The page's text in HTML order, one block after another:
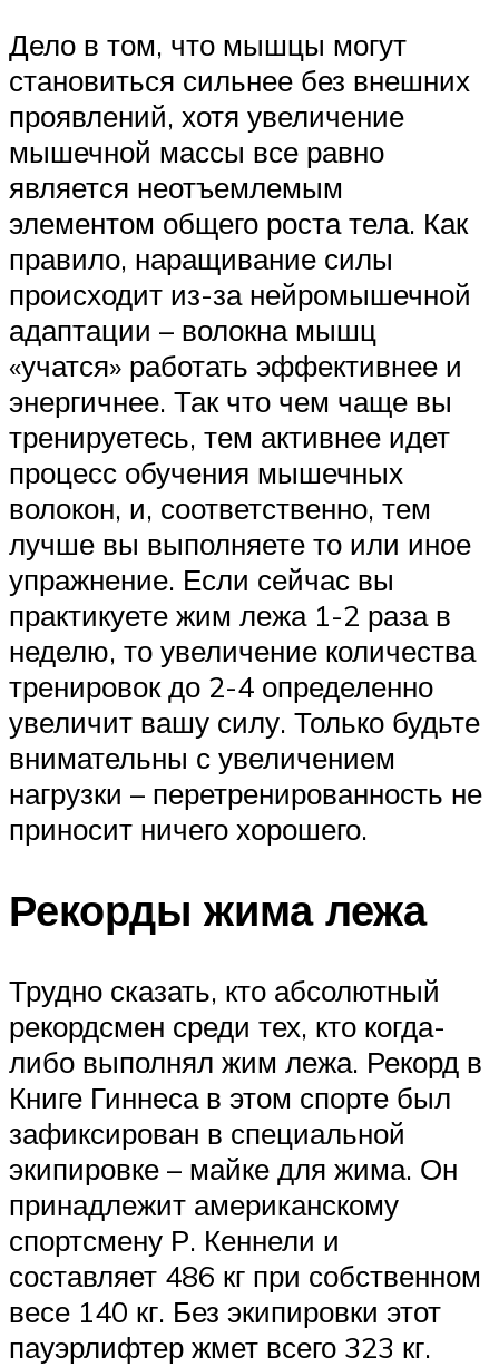
Дело в том, что мышцы могут
становиться сильнее без внешних
проявлений, хотя увеличение
мышечной массы все равно
является неотъемлемым
элементом общего роста тела. Как
правило, наращивание силы
происходит из-за нейромышечной
адаптации – волокна мышц
«учатся» работать эффективнее и
энергичнее. Так что чем чаще вы
тренируетесь, тем активнее идет
процесс обучения мышечных
волокон, и, соответственно, тем
лучше вы выполняете то или иное
упражнение. Если сейчас вы
практикуете жим лежа 1-2 раза в
неделю, то увеличение количества
тренировок до 2-4 определенно
увеличит вашу силу. Только будьте
внимательны с увеличением
нагрузки – перетренированность не
приносит ничего хорошего.
Рекорды жима лежа
Трудно сказать, кто абсолютный
рекордсмен среди тех, кто когда-
либо выполнял жим лежа. Рекорд в
Книге Гиннеса в этом спорте был
зафиксирован в специальной
экипировке – майке для жима. Он
принадлежит американскому
спортсмену Р. Кеннели и
составляет 486 кг при собственном
весе 140 кг. Без экипировки этот
пауэрлифтер жмет всего 323 кг.